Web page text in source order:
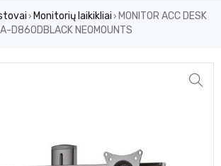
› Monitorių laikikliai › MONITOR ACC DESK
D860DBLACK NEOMOUNTS